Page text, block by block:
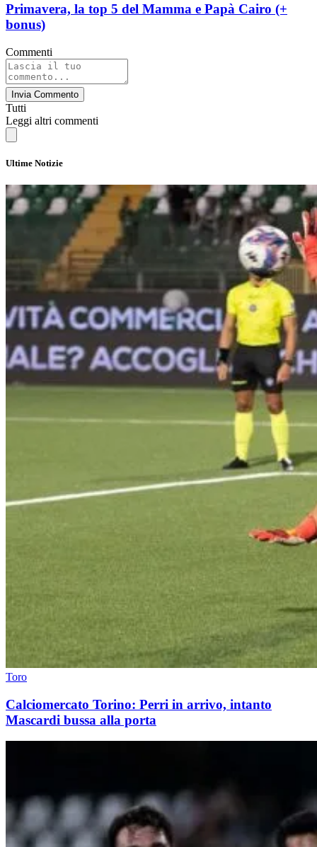
Primavera, la top 5 del Mamma e Papà Cairo (+
bonus)
Commenti
Invia Commento
Tutti
Leggi altri commenti
Ultime Notizie
Toro
Calciomercato Torino: Perri in arrivo, intanto
Mascardi bussa alla porta